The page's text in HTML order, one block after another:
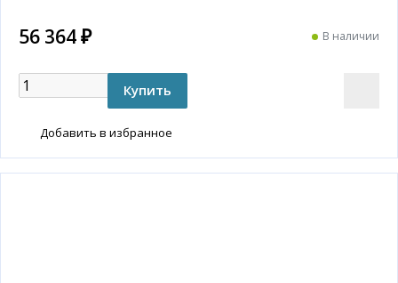
56 364 ₽ В наличии
Добавить в избранное